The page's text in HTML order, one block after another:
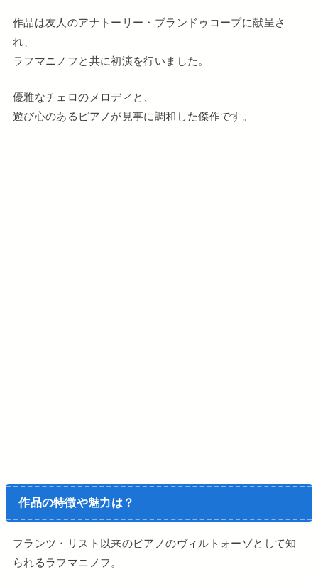
作品は友人のアナトーリー・ブランドゥコープに献呈さ
れ、
ラフマニノフと共に初演を行いました。
優雅なチェロのメロディと、
遊び心のあるピアノが見事に調和した傑作です。
作品の特徴や魅力は？
フランツ・リスト以来のピアノのヴィルトォーゾとして知
られるラフマニノフ。